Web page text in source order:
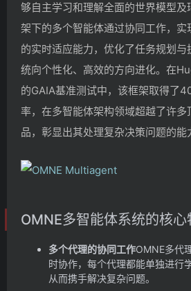
够自主学习和理解全面的世界模型及
架下的多个智能体通过协同工作，
的实时适应能力，优化了任务规划与
统向个性化、高效的方向进化。在
的GAIA基准测试中，该框架取得了
率，在多智能体架构领域超越了许多
品，彰显出其处理复杂决策问题的能
OMNE多智能体系统的核心
多个代理的协同工作OMNE多代
时协作，每个代理都能单独进行
从而携手解决复杂问题。